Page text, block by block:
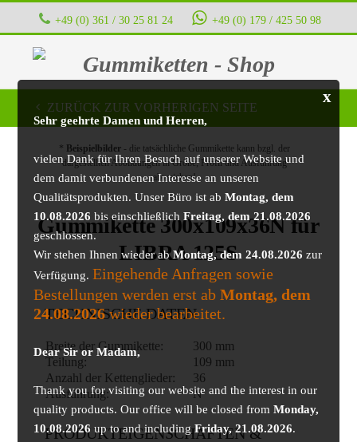
+49 (0) 361 / 30 25 81 24 +49 (0) 179 / 425 50 98
Gummiketten - Shop
x
Sehr geehrte Damen und Herren,
vielen Dank für Ihren Besuch auf unserer Website und
dem damit verbundenen Interesse an unseren
Qualitätsprodukten. Unser Büro ist abMontag, dem
10.08.2026 bis einschließlichFreitag, dem 21.08.2026
geschlossen.
Wir stehen Ihnen wieder abMontag, dem 24.08.2026 zur
Verfügung. Eingehende Anfragen sowie
Bestellungen werden erst abMontag, dem
24.08.2026wieder bearbeitet.
Dear Sir or Madam,
Thank you for visiting our website and the interest in our
quality products. Our office will be closed fromMonday,
10.08.2026 up to and includingFriday, 21.08.2026.
ZURÜCK ZUR VORHERIGEN SEITE
* Beispielbilder - die tatsächliche Gummikette kann bzgl. der
dargestellten Abbildungen in Größe, Profil und Ausführung
abweichen!
Gummikette 300x109x36N für
LIBRA 125S
TECHNISCHE DATEN
Breite der Gummikette:
300 mm
Teilung:
109 mm
Anzahl der Kettenglieder:
36
Ausführung:
N
PRODUKTEIGENSCHAFTEN &